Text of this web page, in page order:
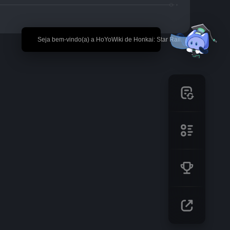
🎉 Seja bem-vindo(a) a HoYoWiki de Honkai: Star Rail!